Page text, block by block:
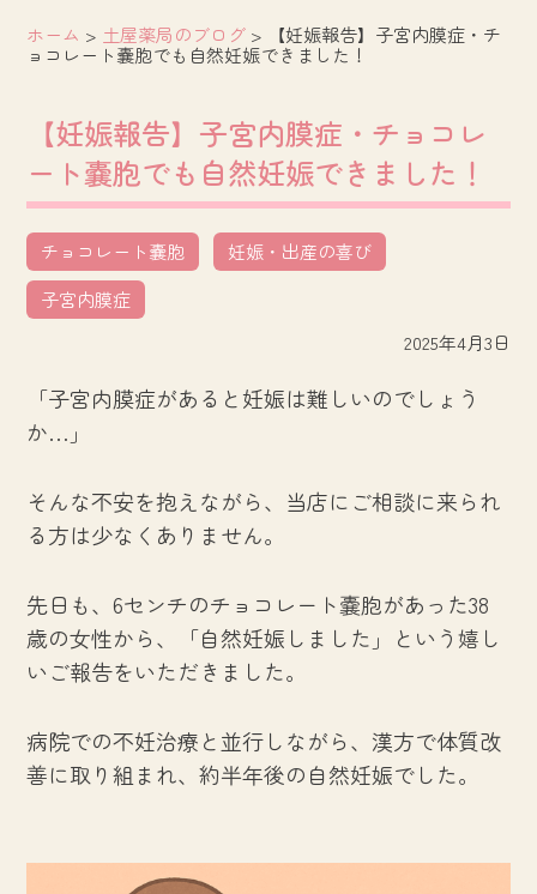
ホーム > 土屋薬局のブログ >
【妊娠報告】子宮内膜症・チ
ョコレート嚢胞でも自然妊娠できました！
【妊娠報告】子宮内膜症・チョコレ
ート嚢胞でも自然妊娠できました！
チョコレート嚢胞
妊娠・出産の喜び
子宮内膜症
2025年4月3日
「子宮内膜症があると妊娠は難しいのでしょう
か…」
そんな不安を抱えながら、当店にご相談に来られ
る方は少なくありません。
先日も、6センチのチョコレート嚢胞があった38
歳の女性から、「自然妊娠しました」という嬉し
いご報告をいただきました。
病院での不妊治療と並行しながら、漢方で体質改
善に取り組まれ、約半年後の自然妊娠でした。